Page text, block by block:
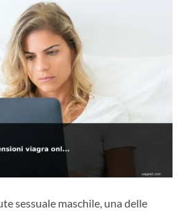
sessuale maschile, una delle